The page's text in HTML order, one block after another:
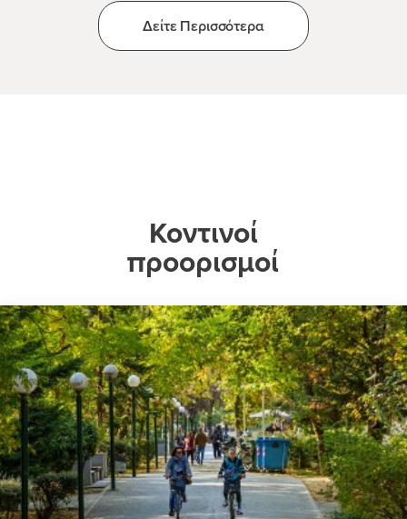
Δείτε Περισσότερα
Κοντινοί
προορισμοί